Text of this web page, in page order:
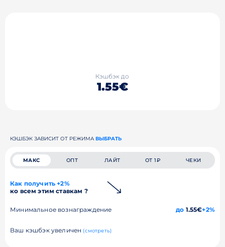
Кэшбэк до
1.55€
КЭШБЭК ЗАВИСИТ ОТ РЕЖИМА ВЫБРАТЬ
МАКС ОПТ ЛАЙТ ОТ 1₽ ЧЕКИ
Как получить +2%
ко всем этим ставкам ?
Минимальное вознаграждение до 1.55€+2%
Ваш кэшбэк увеличен (смотреть)